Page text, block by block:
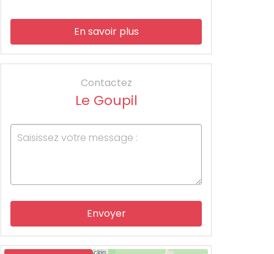
En savoir plus
Contactez
Le Goupil
Envoyer